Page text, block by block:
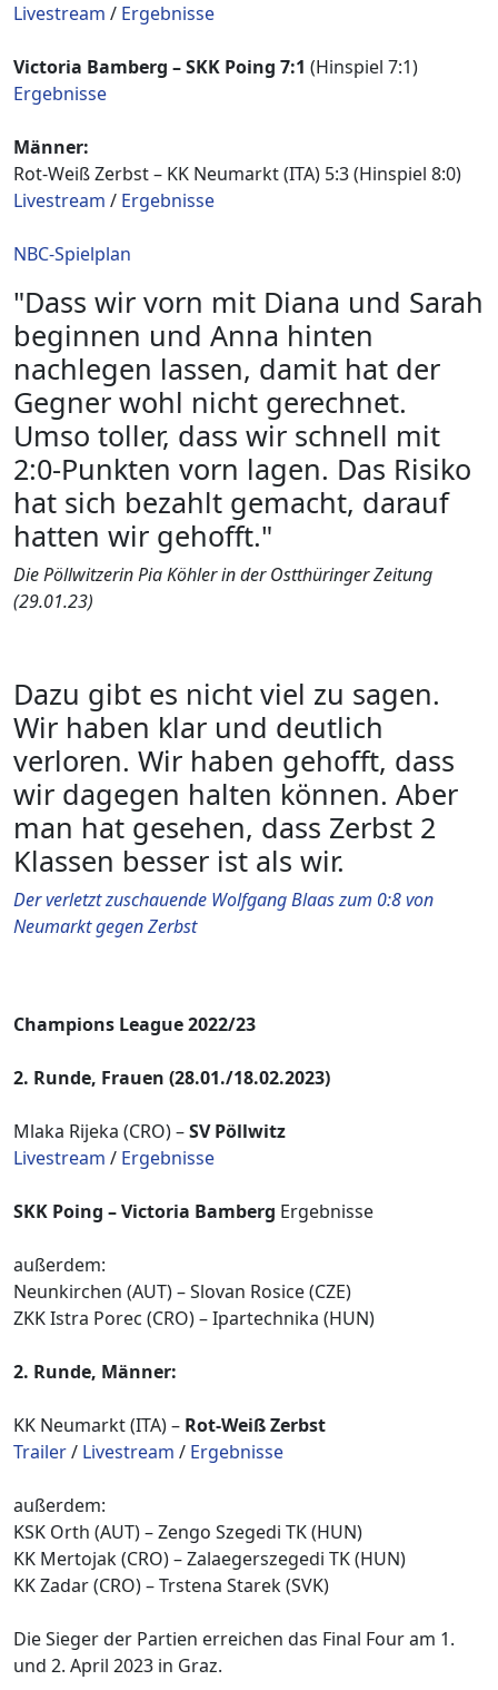
Livestream / Ergebnisse
Victoria Bamberg – SKK Poing 7:1 (Hinspiel 7:1)
Ergebnisse
Männer:
Rot-Weiß Zerbst – KK Neumarkt (ITA) 5:3 (Hinspiel 8:0)
Livestream / Ergebnisse
NBC-Spielplan
"Dass wir vorn mit Diana und Sarah
beginnen und Anna hinten
nachlegen lassen, damit hat der
Gegner wohl nicht gerechnet.
Umso toller, dass wir schnell mit
2:0-Punkten vorn lagen. Das Risiko
hat sich bezahlt gemacht, darauf
hatten wir gehofft."
Die Pöllwitzerin Pia Köhler in der Ostthüringer Zeitung
(29.01.23)
Dazu gibt es nicht viel zu sagen.
Wir haben klar und deutlich
verloren. Wir haben gehofft, dass
wir dagegen halten können. Aber
man hat gesehen, dass Zerbst 2
Klassen besser ist als wir.
Der verletzt zuschauende Wolfgang Blaas zum 0:8 von
Neumarkt gegen Zerbst
Champions League 2022/23
2. Runde, Frauen (28.01./18.02.2023)
Mlaka Rijeka (CRO) –SV Pöllwitz
Livestream / Ergebnisse
SKK Poing – Victoria Bamberg Ergebnisse
außerdem:
Neunkirchen (AUT) – Slovan Rosice (CZE)
ZKK Istra Porec (CRO) – Ipartechnika (HUN)
2. Runde, Männer:
KK Neumarkt (ITA) – Rot-Weiß Zerbst
Trailer/ Livestream / Ergebnisse
außerdem:
KSK Orth (AUT) – Zengo Szegedi TK (HUN)
KK Mertojak (CRO) – Zalaegerszegedi TK (HUN)
KK Zadar (CRO) – Trstena Starek (SVK)
Die Sieger der Partien erreichen das Final Four am 1.
und 2. April 2023 in Graz.